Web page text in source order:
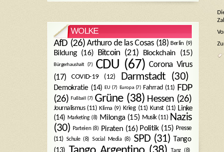
WOLKE
AfD(26) Arthuro de las Cosas(18) Berlin (9)
Bildung(16) Bitcoin (21) Blockchain (15)
Bürgerhaushalt (7) CDU (67) Corona Virus
(17)
COVID-19 (12) Darmstadt (30)
Demokratie(14) EU(7) Europa(7) Fahrrad (11) FDP
(26) Fußball (7) Grüne(38) Hessen (26)
Journalismus(11) Klima(9) Krieg(11) Kunst(11) Linke
(14) Marketing(8) Milonga(15) Musik(11) Nazis
(30) Parteien(8) Piraten (16) Politik(15) Presse
(11) Schule(8) Social Media (8) SPD(31) Tango
Tanz(8)